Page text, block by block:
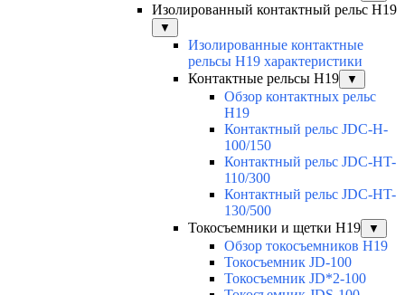
Изолированный контактный рельс Н19
▼
Изолированные контактные
рельсы Н19 характеристики
Контактные рельсы H19
▼
Обзор контактных рельс
H19
Контактный рельс JDC-H-
100/150
Контактный рельс JDC-HT-
110/300
Контактный рельс JDC-HT-
130/500
Токосъемники и щетки H19
▼
Обзор токосъемников H19
Токосъемник JD-100
Токосъемник JD*2-100